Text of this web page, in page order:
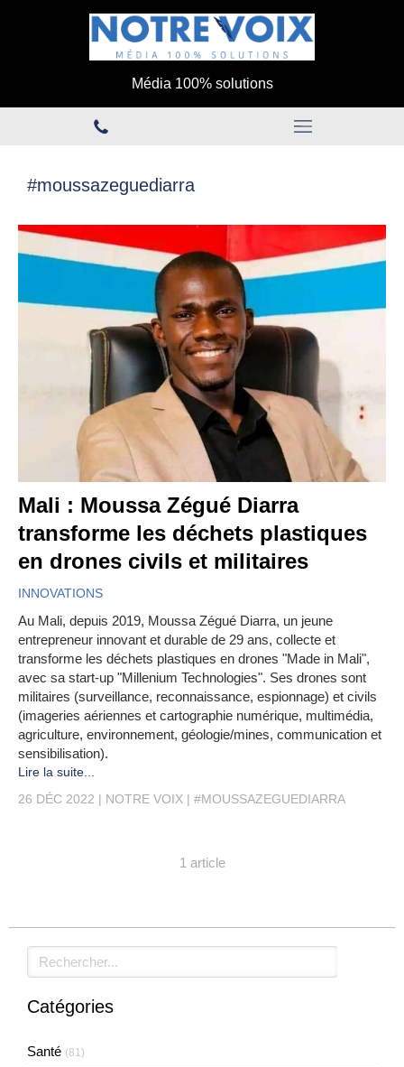
Média 100% solutions
#moussazeguediarra
Mali : Moussa Zégué Diarra
transforme les déchets plastiques
en drones civils et militaires
INNOVATIONS
Au Mali, depuis 2019, Moussa Zégué Diarra, un jeune
entrepreneur innovant et durable de 29 ans, collecte et
transforme les déchets plastiques en drones "Made in Mali",
avec sa start-up "Millenium Technologies". Ses drones sont
militaires (surveillance, reconnaissance, espionnage) et civils
(imageries aériennes et cartographie numérique, multimédia,
agriculture, environnement, géologie/mines, communication et
sensibilisation).
Lire la suite...
26 DÉC 2022
NOTRE VOIX #MOUSSAZEGUEDIARRA
1 article
Rechercher
Catégories
Santé (81)